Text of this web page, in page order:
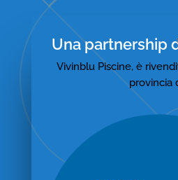
Una partnership
Vivinblu Piscine, è
provincia